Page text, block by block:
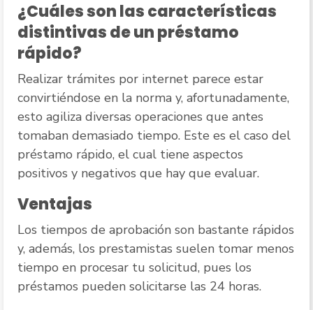
¿Cuáles son las características
distintivas de un préstamo
rápido?
Realizar trámites por internet parece estar
convirtiéndose en la norma y, afortunadamente,
esto agiliza diversas operaciones que antes
tomaban demasiado tiempo. Este es el caso del
préstamo rápido, el cual tiene aspectos
positivos y negativos que hay que evaluar.
Ventajas
Los tiempos de aprobación son bastante rápidos
y, además, los prestamistas suelen tomar menos
tiempo en procesar tu solicitud, pues los
préstamos pueden solicitarse las 24 horas.